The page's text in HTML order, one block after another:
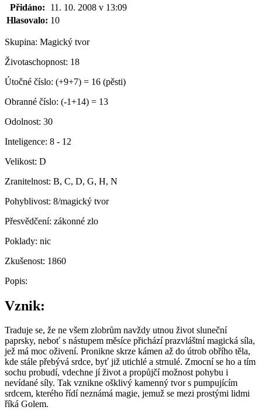
Přidáno:
11. 10. 2008 v 13:09
Hlasovalo: 10
Skupina: Magický tvor
Životaschopnost: 18
Útočné číslo: (+9+7) = 16 (pěsti)
Obranné číslo: (-1+14) = 13
Odolnost: 30
Inteligence: 8 - 12
Velikost: D
Zranitelnost: B, C, D, G, H, N
Pohyblivost: 8/magický tvor
Přesvědčení: zákonné zlo
Poklady: nic
Zkušenost: 1860
Popis:
Vznik:
Traduje se, že ne všem zlobrům navždy utnou život sluneční
paprsky, neboť s nástupem měsíce přichází prazvláštní magická síla,
jež má moc oživení. Pronikne skrze kámen až do útrob obřího těla,
kde stále přebývá srdce, byť již utichlé a strnulé. Zmocní se ho a tím
sochu probudí, vdechne jí život a propůjčí možnost pohybu i
nevídané síly. Tak vznikne ošklivý kamenný tvor s pumpujícím
srdcem, kterého řídí neznámá magie, jemuž se mezi prostými lidmi
říká Golem.